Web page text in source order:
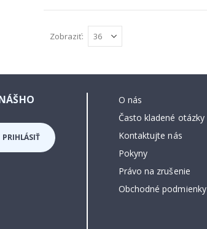
Zobraziť
PRIHLÁSIŤ
O nás
Často kladené otázky
Kontaktujte nás
Pokyny
Právo na zrušenie
Obchodné podmienky